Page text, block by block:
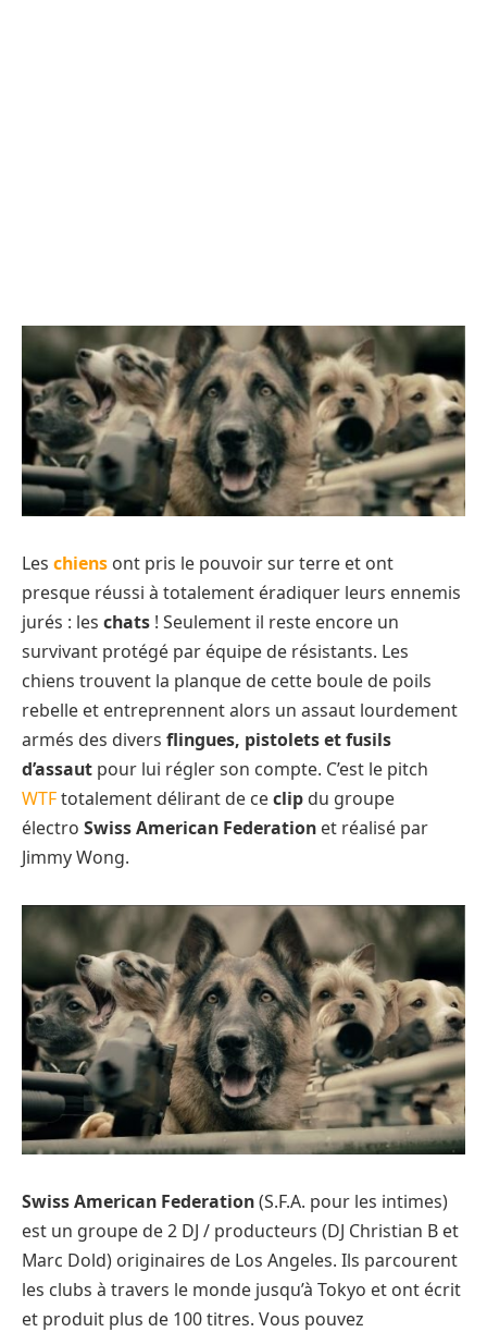
Les chiens ont pris le pouvoir sur terre et ont
presque réussi à totalement éradiquer leurs ennemis
jurés : les chats ! Seulement il reste encore un
survivant protégé par équipe de résistants. Les
chiens trouvent la planque de cette boule de poils
rebelle et entreprennent alors un assaut lourdement
armés des divers flingues, pistolets et fusils
d’assaut pour lui régler son compte. C’est le pitch
WTFtotalement délirant de ceclip du groupe
électro Swiss American Federation et réalisé par
Jimmy Wong.
Swiss American Federation(S.F.A. pour les intimes)
est un groupe de 2 DJ / producteurs (DJ Christian B et
Marc Dold) originaires de Los Angeles. Ils parcourent
les clubs à travers le monde jusqu’à Tokyo et ont écrit
et produit plus de 100 titres. Vous pouvez